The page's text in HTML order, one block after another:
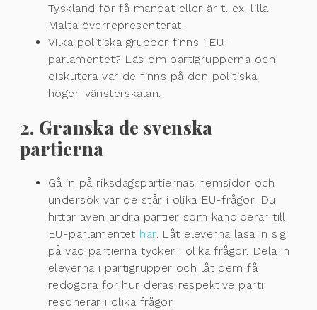
Tyskland för få mandat eller är t. ex. lilla
Malta överrepresenterat.
Vilka politiska grupper finns i EU-
parlamentet? Läs om partigrupperna och
diskutera var de finns på den politiska
höger-vänsterskalan.
2. Granska de svenska
partierna
Gå in på riksdagspartiernas hemsidor och
undersök var de står i olika EU-frågor. Du
hittar även andra partier som kandiderar till
EU-parlamentet här. Låt eleverna läsa in sig
på vad partierna tycker i olika frågor. Dela in
eleverna i partigrupper och låt dem få
redogöra för hur deras respektive parti
resonerar i olika frågor.